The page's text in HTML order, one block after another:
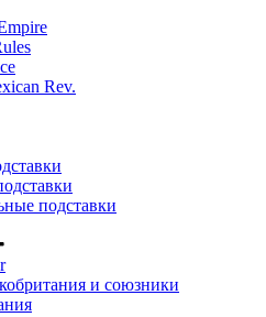
Rev.
подставки
и союзники